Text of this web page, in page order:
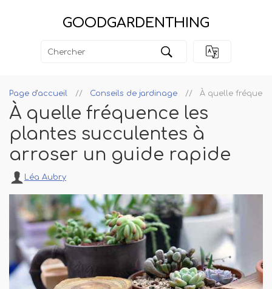
GOODGARDENTHING
Page d'accueil Conseils de jardinage À quelle
À quelle fréquence les
plantes succulentes à
arroser un guide rapide
Léa Aubry